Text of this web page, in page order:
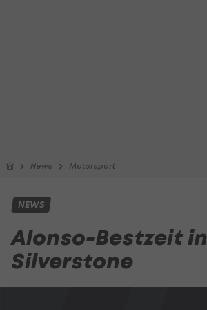
News Motorsport
NEWS
Alonso-Bestzeit in
Silverstone